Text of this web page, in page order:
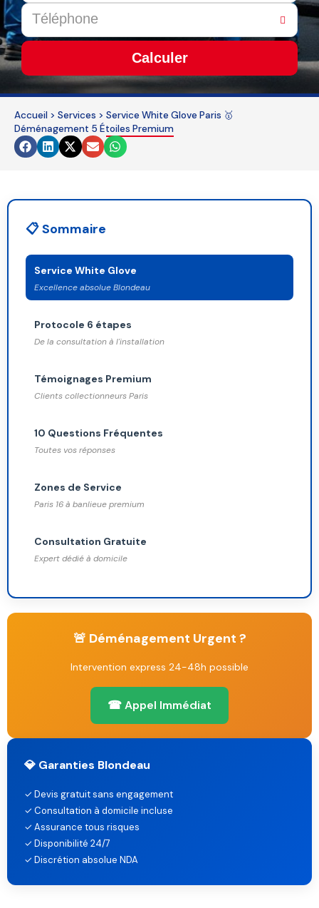
Calculer
This
field
should
be
Accueil > Services > Service White Glove Paris 🥇
Déménagement 5 Étoiles Premium
📋 Sommaire
Service White Glove
Excellence absolue Blondeau
Protocole 6 étapes
De la consultation à l'installation
Témoignages Premium
Clients collectionneurs Paris
10 Questions Fréquentes
Toutes vos réponses
Zones de Service
Paris 16 à banlieue premium
Consultation Gratuite
Expert dédié à domicile
🚨 Déménagement Urgent ?
Intervention express 24-48h possible
☎ Appel Immédiat
💎 Garanties Blondeau
✓ Devis gratuit sans engagement
✓ Consultation à domicile incluse
✓ Assurance tous risques
✓ Disponibilité 24/7
✓ Discrétion absolue NDA